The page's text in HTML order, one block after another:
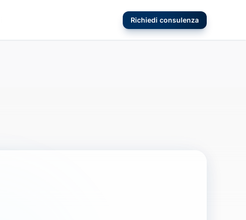
Richiedi consulenza